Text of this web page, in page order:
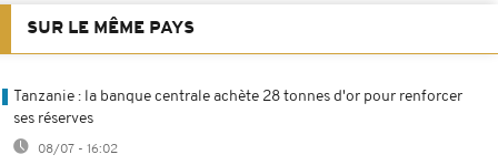
SUR LE MÊME PAYS
Tanzanie : la banque centrale achète 28 tonnes d'or pour renforcer
ses réserves
08/07 - 16:02